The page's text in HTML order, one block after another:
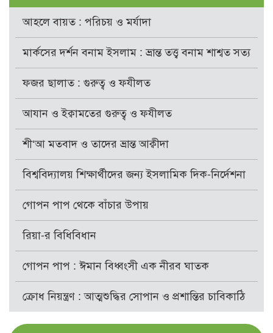
আহলে বায়ত : পরিচয় ও মর্যাদা
মার্কসের দর্শন বনাম ইসলাম : ভ্রান্ত তত্ত্ব বনাম শাশ্বত সত্য
ফজর ছালাত : গুরুত্ব ও ফযীলত
আযান ও ইক্বামতের গুরুত্ব ও ফযীলত
শী‘আ মতবাদ ও তাদের ভ্রান্ত আক্বীদা
বিশ্ববিদ্যালয় শিক্ষার্থীদের জন্য ইসলামিক দিক-নির্দেশনা
গোপন পাপ থেকে বাঁচার উপায়
রিয়া-র বিধিবিধান
গোপন পাপ : ঈমান বিধ্বংসী এক নীরব ঘাতক
ক্রোধ নিয়ন্ত্রণ : আত্মশুদ্ধির সোপান ও প্রশান্তির চাবিকাঠি